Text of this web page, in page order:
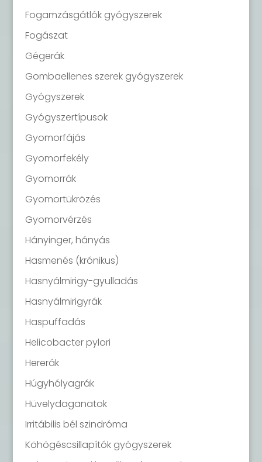
Fogamzásgátlók gyógyszerek
Fogászat
Gégerák
Gombaellenes szerek gyógyszerek
Gyógyszerek
Gyógyszertípusok
Gyomorfájás
Gyomorfekély
Gyomorrák
Gyomortükrözés
Gyomorvérzés
Hányinger, hányás
Hasmenés (krónikus)
Hasnyálmirigy-gyulladás
Hasnyálmirigyrák
Haspuffadás
Helicobacter pylori
Hererák
Húgyhólyagrák
Hüvelydaganatok
Irritábilis bél szindróma
Köhögéscsillapítók gyógyszerek